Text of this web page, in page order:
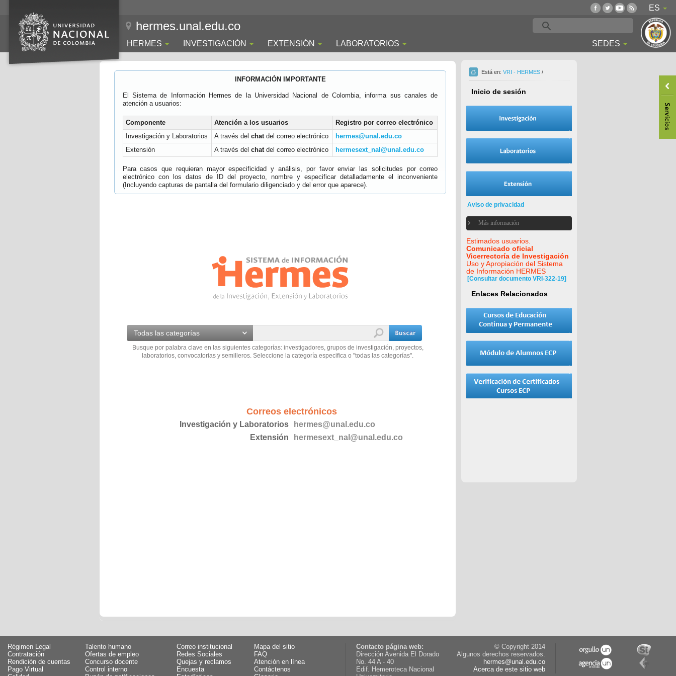
ES
hermes.unal.edu.co
HERMES INVESTIGACIÓN EXTENSIÓN LABORATORIOS SEDES
INFORMACIÓN IMPORTANTE
El Sistema de Información Hermes de la Universidad Nacional de Colombia, informa sus canales de
atención a usuarios:
Componente Atención a los usuarios
Registro por correo electrónico
Investigación y Laboratorios
A través del chatdel correo electrónico
hermes@unal.edu.co
Extensión
A través del chatdel correo electrónico hermesext_nal@unal.edu.co
Para casos que requieran mayor especificidad y análisis, por favor enviar las solicitudes por correo
electrónico con los datos de ID del proyecto, nombre y especificar detalladamente el inconveniente
(Incluyendo capturas de pantalla del formulario diligenciado y del error que aparece).
Todas las categorías
Busque por palabra clave en las siguientes categorías: investigadores, grupos de investigación, proyectos,
laboratorios, convocatorias y semilleros. Seleccione la categoría especifica o "todas las categorías".
Correos electrónicos
Investigación y Laboratorios
hermes@unal.edu.co
Extensión
hermesext_nal@unal.edu.co
Está en: VRI - HERMES /
Inicio de sesión
Aviso de privacidad
Más información
Estimados usuarios.
Comunicado oficial
Vicerrectoría de Investigación
Uso y Apropiación del Sistema
de Información HERMES
[Consultar documento VRI-322-19]
Enlaces Relacionados
Régimen Legal
Talento humano
Contratación
Ofertas de empleo
Rendición de cuentas
Concurso docente
Pago Virtual
Control interno
Correo institucional
Mapa del sitio
Redes Sociales
FAQ
Quejas y reclamos
Atención en línea
Encuesta
Contáctenos
Contacto página web:
Dirección Avenida El Dorado
No. 44 A - 40
Edif. Hemeroteca Nacional
© Copyright 2014
Algunos derechos reservados.
hermes@unal.edu.co
Acerca de este sitio web